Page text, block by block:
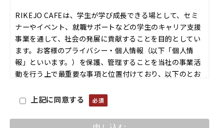
RIKEJO CAFEは、学生が学び成長できる場として、セミ
ナーやイベント、就職サポートなどの学生のキャリア支援
事業を通して、社会の発展に貢献することを目的としてい
ます。お客様のプライバシー・個人情報（以下「個人情
報」といいます。）を保護、管理することを当社の事業活
動を行う上で最重要な事項と位置付けており、以下のとお
上させるよう努めております。
個人情報の取扱いに関する基本原則
上記に同意する